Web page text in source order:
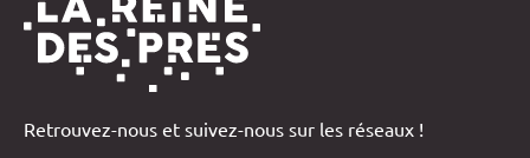
Retrouvez-nous et suivez-nous sur les réseaux !